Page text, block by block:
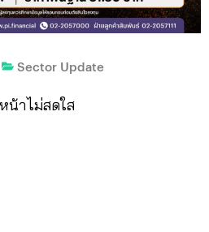
Sector Update
น้าไม่สดใส